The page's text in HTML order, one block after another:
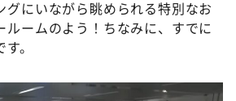
グにいながら眺められる特別なお
ルームのよう！ちなみに、すでに
。